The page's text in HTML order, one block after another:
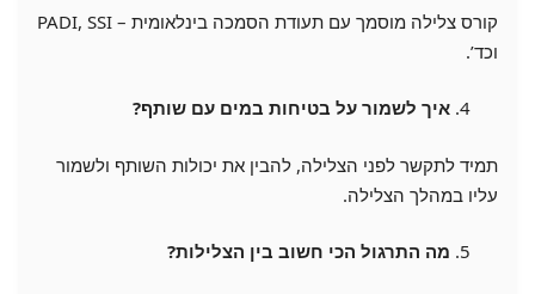
קורס צלילה מוסמך עם תעודת הסמכה בינלאומית – PADI, SSI
וכד’.
איך לשמור על בטיחות במים עם שותף?
תמיד לתקשר לפני הצלילה, להבין את יכולות השותף ולשמור
עליו במהלך הצלילה.
מה התרגול הכי חשוב בין הצלילות?